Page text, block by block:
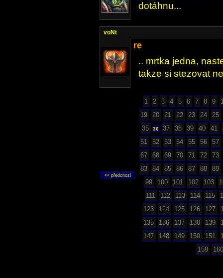
dotáhnu...
voNt
re
.. mrtka jedna,
takze si stezovat
1 2 3 4 5 6 7 8 9
19
20 21 22 23 24
25
35
36 37 38 39 40 41
51
52 53 54 55 56
57
67
68 69 70 71 72
73
83
84 85 86 87 88
89
99
100 101 102 103
111
112 113 114 115
123
124 125 126 127
135
136 137 138 139
147
148 149 150 151
159
160